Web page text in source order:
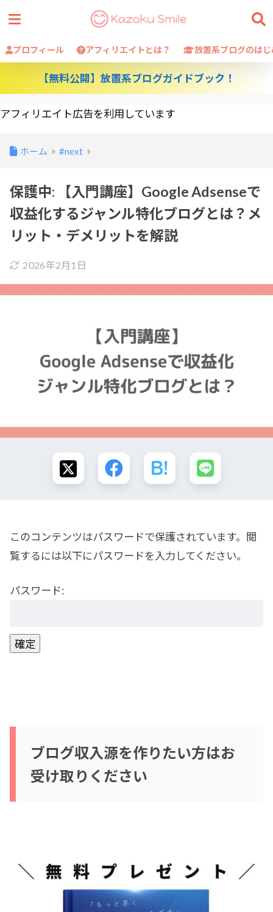
プロフィール アフィリエイトとは？ 放置系ブログのは
【無料公開】放置系ブログガイドブック！
アフィリエイト広告を利用しています
ホーム #next
保護中: 【入門講座】Google Adsenseで
収益化するジャンル特化ブログとは？メ
リット・デメリットを解説
2026年2月1日
このコンテンツはパスワードで保護されています。閲
覧するには以下にパスワードを入力してください。
パスワード:
ブログ収入源を作りたい方はお
受け取りください